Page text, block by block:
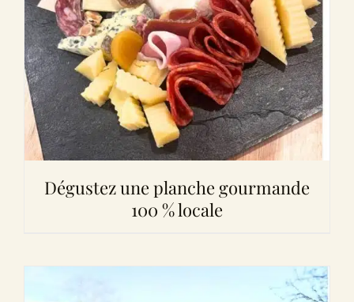
Dégustez une planche gourmande
100 % locale